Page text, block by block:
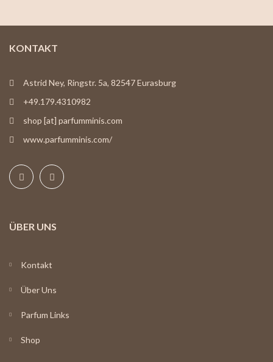
KONTAKT
Astrid Ney, Ringstr. 5a, 82547 Eurasburg
+49.179.4310982
shop [at] parfumminis.com
www.parfumminis.com/
ÜBER UNS
Kontakt
Über Uns
Parfum Links
Shop